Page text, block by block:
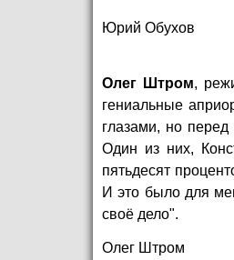
Юрий Обухов
Олег Штром,
гениальные
глазами, но
Один из них,
пятьдесят
И это было для
своё дело".
Олег Штром